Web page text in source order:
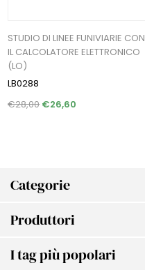
Categorie
Produttori
I tag più popolari
STUDIO DI LINEE FUNIVIARIE CON
IL CALCOLATORE ELETTRONICO
(LO)
LB0288
€28,00 €26,60